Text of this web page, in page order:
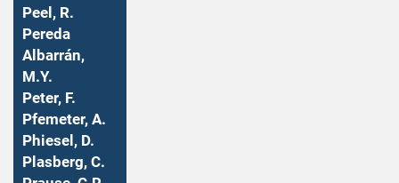
Peel, R.
Pereda
Albarrán,
M.Y.
Peter, F.
Pfemeter, A.
Phiesel, D.
Plasberg, C.